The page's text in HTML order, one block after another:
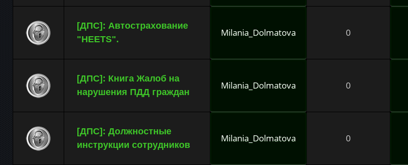
[ДПС]: Автострахование
"HEETS".
Milania_Dolmatova 0
[ДПС]: Книга Жалоб на
нарушения ПДД граждан
Milania_Dolmatova 0
[ДПС]: Должностные
инструкции сотрудников
Milania_Dolmatova 0